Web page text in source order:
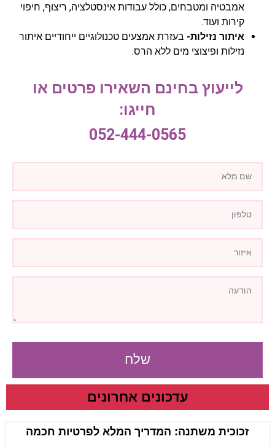
אמבטיה ומטבחים, כולל עבודות אינסטלציה, ריצוף, חיפוי
קירות ועוד.
איתור נזילות- בעזרת אמצעים טכנולוגיים ייחודיים איתור
נזילות ופיצוצי מים ללא הרס.
לייעוץ בחינם השאירו פרטים או
חייגו:
052-444-0565
שלח
עדכונים אחרונים
זכוכית משתנה: המדריך המלא לפרטיות חכמה